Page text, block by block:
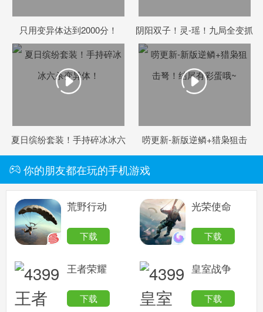
只用变异体达到2000分！
阴阳双子！灵-瑶！九局全变抓
爆人类！
夏日缤纷套装！手持碎冰冰六
唠更新-新版逆鳞+猎枭狙击
你的朋友都在玩的手机游戏
荒野行动
下载
光荣使命
下载
王者荣耀
下载
皇室战争
下载